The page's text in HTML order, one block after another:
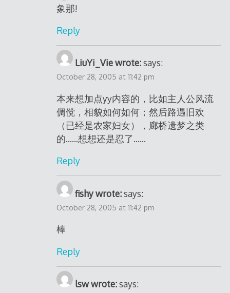
象那!
Reply
LiuYi_Vie wrote: says:
October 28, 2005 at 11:42 pm
本来想加点yy内容的，比如主人公风流
倜傥，相貌如何如何；然后路遇旧欢
（已经是农家妇女），廊桥遗梦之类
的……想想还是忍了……
Reply
fishy wrote: says:
October 28, 2005 at 11:42 pm
棒
Reply
lsw wrote: says: